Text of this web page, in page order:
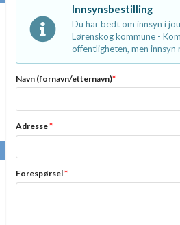
Innsynsbestilling
Du har bedt om innsyn i
Lørenskog kommune -
offentligheten, men innsyn
Navn (fornavn/etternavn)*
Adresse*
Forespørsel*